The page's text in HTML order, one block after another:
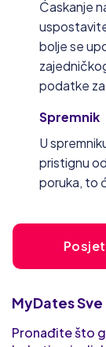
Ćaskanje
bolje se
podatke
Spremnik
U
pristignu
poruka, to
MyDates
Pronađite što